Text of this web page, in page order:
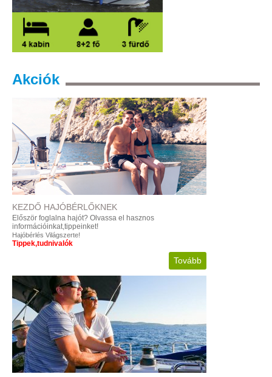
Akciók
KEZDŐ HAJÓBÉRLŐKNEK
Először foglalna hajót? Olvassa el hasznos
információinkat,tippeinket!
Hajóbérlés Világszerte!
Tippek,tudnivalók
Tovább